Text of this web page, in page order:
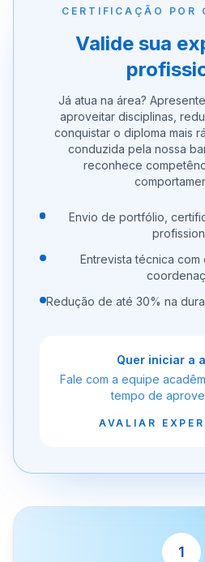
CERTIFICAÇÃO POR
Valide sua
Já atua na área?
aproveitar disciplinas,
conquistar o diploma mais
conduzida pela nossa
reconhece
Envio de portfólio,
Entrevista técnica com
Redução de até 30% na
Quer iniciar a
Fale com a equipe
tempo de
AVALIAR
1